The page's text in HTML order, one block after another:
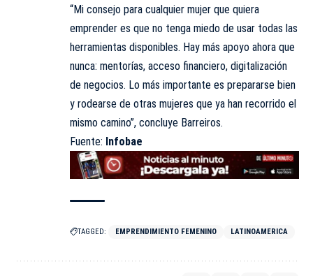
“Mi consejo para cualquier mujer que quiera
emprender es que no tenga miedo de usar todas las
herramientas disponibles. Hay más apoyo ahora que
nunca: mentorías, acceso financiero, digitalización
de negocios. Lo más importante es prepararse bien
y rodearse de otras mujeres que ya han recorrido el
mismo camino”, concluye Barreiros.
Fuente: Infobae
TAGGED: EMPRENDIMIENTO FEMENINO LATINOAMERICA